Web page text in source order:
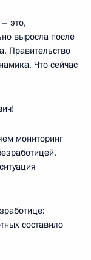
это,
выросла после
Правительство
Что сейчас
мониторинг
составило